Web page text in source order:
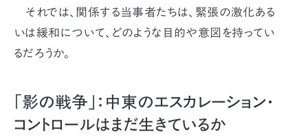
それでは、関係する当事者たちは、緊張の激化ある
いは緩和について、どのような目的や意図を持ってい
るだろうか。
「影の戦争」：中東のエスカレーション・
コントロールはまだ生きているか